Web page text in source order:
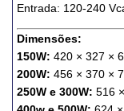
Entrada: 120-240
Dimensões:
150W: 420 × 327 ×
200W: 456 × 370 ×
250W e 300W: 516